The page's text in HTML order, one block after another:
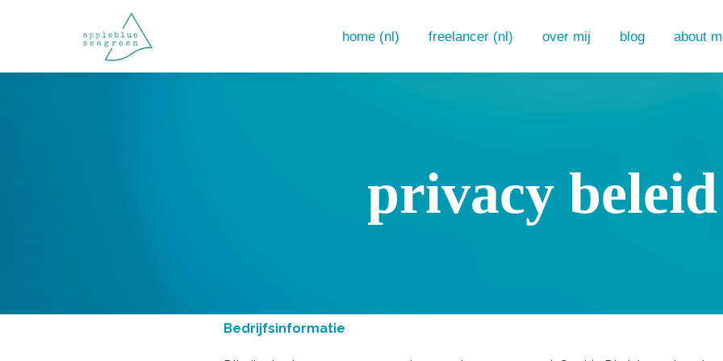
home (nl) freelancer (nl) over mij blog about
privacy beleid
Bedrijfsinformatie
home (nl) freelancer (nl) over mij blog about